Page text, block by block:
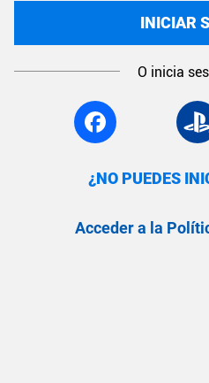
INICIAR
O inicia
¿NO PUEDES
Acceder a la